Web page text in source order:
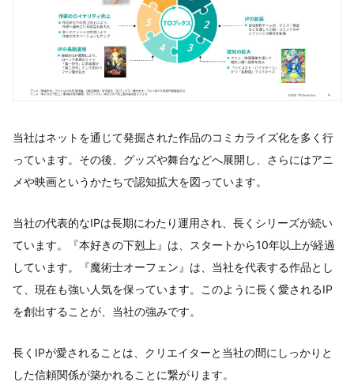
当社はネットを通じて発掘された作品のコミカライズ化を多く行
っています。その後、グッズや舞台などへ展開し、さらにはアニ
メや映画というかたちで認知拡大を図っています。
当社の代表的なIPは長期にわたり運用され、長くシリーズが続い
ています。『本好きの下剋上』は、スタートから10年以上が経過
しています。『魔術士オーフェン』は、当社を代表する作品とし
て、現在も強い人気を保っています。このように長く愛されるIP
を創出することが、当社の強みです。
長くIPが愛されることは、クリエイターと当社の間にしっかりと
した信頼関係が築かれることに繋がります。